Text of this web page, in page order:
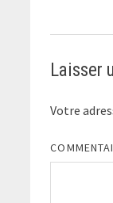
Laisser
Votre